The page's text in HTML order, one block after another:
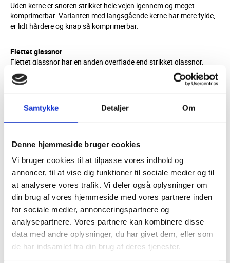
Samtykke Detaljer Om
Denne hjemmeside bruger cookies
Vi bruger cookies til at tilpasse vores indhold og
annoncer, til at vise dig funktioner til sociale medier og til
at analysere vores trafik. Vi deler også oplysninger om
din brug af vores hjemmeside med vores partnere inden
for sociale medier, annonceringspartnere og
analysepartnere. Vores partnere kan kombinere disse
data med andre oplysninger, du har givet dem, eller som
de har indsamlet fra din brug af deres tjenester.
Uden kerne er snoren strikket hele vejen igennem og meget
komprimerbar. Varianten med langsgående kerne har mere fylde,
er lidt hårdere og knap så komprimerbar.
Flettet glassnor
Flettet glassnor har en anden overflade end strikket glassnor.
Den produceres med en langsgående kerne i forskellige hårdheder
og bruges typisk i industrien samt til større halmfyr, pillefyr og
kedler.
Flettet glassnor fås i bløde, hårde, runde og firkantede varianter.
Tekstilglassnor har en højere finish end typisk strikkede og flettede
snore.
Overfladen er anderledes, og der er ikke strittende fibre. Det giver
et pænere udtryk, især ved lågepakninger, hvor pakningen er
synlig, når lågen er åben.
Tekstilglassnor fås også som profilpakning, hvilket er meget brugt
inden for brændeovnsindustrien. Udvalgte pakninger fås med
klæb, så de kan holdes fast, indtil de er fikseret.